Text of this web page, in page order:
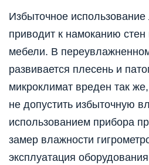
Избыточное
приводит к намоканию
мебели. В
развивается плесень и
микроклимат вреден так
не допустить избыточную
использованием прибора
замер влажности
эксплуатация